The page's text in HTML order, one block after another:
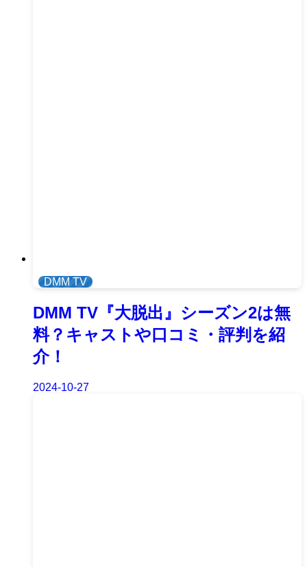
DMM TV
DMM TV『大脱出』シーズン2は無
料？キャストや口コミ・評判を紹
介！
2024-10-27